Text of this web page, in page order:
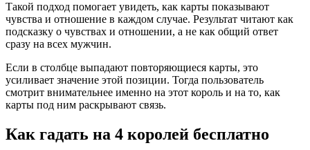
Такой подход помогает увидеть, как карты показывают
чувства и отношение в каждом случае. Результат читают как
подсказку о чувствах и отношении, а не как общий ответ
сразу на всех мужчин.
Если в столбце выпадают повторяющиеся карты, это
усиливает значение этой позиции. Тогда пользователь
смотрит внимательнее именно на этот король и на то, как
карты под ним раскрывают связь.
Как гадать на 4 королей бесплатно